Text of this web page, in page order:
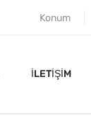
Konum
İLETIŞIM